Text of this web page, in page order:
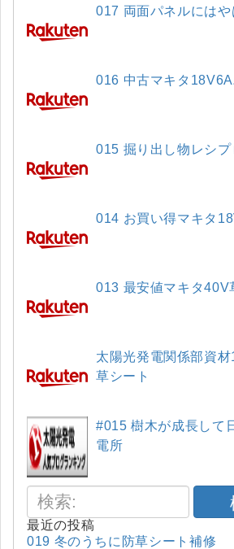
017 両面パネルには
016 中古マキタ
015 掘り出し物レシプ
014 お買い得マキタ
013 最安値マキタ40V
太陽光発電関係部資
草シート
#015 樹木が成長して
電所
最近の投稿
019 冬のうちに防草シート補修